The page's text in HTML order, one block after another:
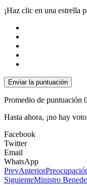
¡Haz clic en una estrella
Enviar la puntuación
Promedio de puntuación
Hasta ahora, ¡no hay
Facebook
Twitter
Email
WhatsApp
PrevAnterior
SiguienteMinistro